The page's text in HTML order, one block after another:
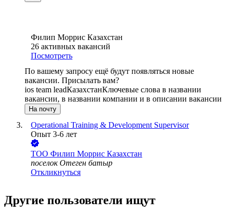
Филип Моррис Казахстан
26 активных вакансий
Посмотреть
По вашему запросу ещё будут появляться новые
вакансии. Присылать вам?
ios team leadКазахстанКлючевые слова в названии
вакансии, в названии компании и в описании вакансии
На почту
Operational Training & Development Supervisor
Опыт 3-6 лет
ТОО Филип Моррис Казахстан
поселок Отеген батыр
Откликнуться
Другие пользователи ищут